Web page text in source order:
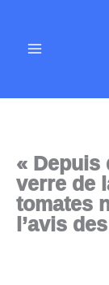
contenu
« Depuis
verre de
tomates
l’avis